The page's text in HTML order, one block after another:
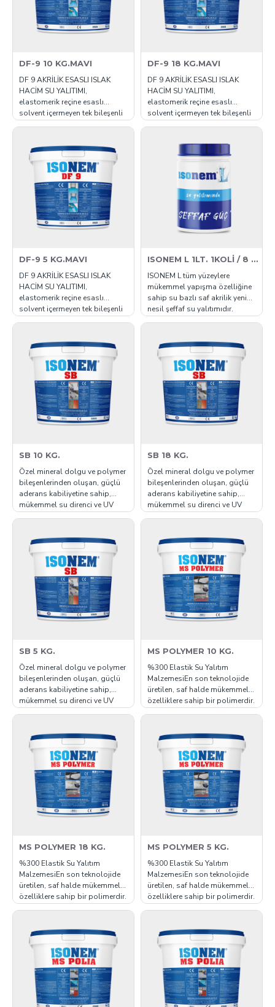
DF-9 10 KG.MAVI
DF 9 AKRİLİK ESASLI ISLAK
HACİM SU YALITIMI,
elastomerik reçine esaslı
solvent içermeyen tek bileşenli
yüzeyde kuruyarak eksiz, su
geçirimsiz ve elastik bir
kaplama oluşturur. Kaplama
yüksek mekanik mukavemete
dayanıklıdır. Yüksek çatlak kö..
DF-9 18 KG.MAVI
DF 9 AKRİLİK ESASLI ISLAK
HACİM SU YALITIMI,
elastomerik reçine esaslı
solvent içermeyen tek bileşenli
yüzeyde kuruyarak eksiz, su
geçirimsiz ve elastik bir
kaplama oluşturur. Kaplama
yüksek mekanik mukavemete
dayanıklıdır. Yüksek çatlak kö..
DF-9 5 KG.MAVI
DF 9 AKRİLİK ESASLI ISLAK
HACİM SU YALITIMI,
elastomerik reçine esaslı
solvent içermeyen tek bileşenli
yüzeyde kuruyarak eksiz, su
geçirimsiz ve elastik bir
kaplama oluşturur. Kaplama
yüksek mekanik mukavemete
dayanıklıdır. Yüksek çatlak kö..
ISONEM L 1LT. 1KOLİ / 8 ADET
ISONEM L tüm yüzeylere
mükemmel yapışma özelliğine
sahip su bazlı saf akrilik yeni
nesil şeffaf su yalıtımıdır.
Her türlü beton, seramik, sıva,
boyalı-boyasız yüzey, mermer,
cam, plastik, metal, kiremit taş
duvar, ahşap vb su yalıtım
malze..
SB 10 KG.
Özel mineral dolgu ve polymer
bileşenlerinden oluşan, güçlü
aderans kabiliyetine sahip,
mükemmel su direnci ve UV
kaplamasıdır. ISONEM SB
SÜPER BİLEŞEN yapısı gereği
diğer yalıtım malzemelerinin
aksine aşınmaz. Bu yüzden
üzerinde gezilen beton ..
SB 18 KG.
Özel mineral dolgu ve polymer
bileşenlerinden oluşan, güçlü
aderans kabiliyetine sahip,
mükemmel su direnci ve UV
kaplamasıdır. ISONEM SB
SÜPER BİLEŞEN yapısı gereği
diğer yalıtım malzemelerinin
aksine aşınmaz. Bu yüzden
üzerinde gezilen beton ..
SB 5 KG.
Özel mineral dolgu ve polymer
bileşenlerinden oluşan, güçlü
aderans kabiliyetine sahip,
mükemmel su direnci ve UV
kaplamasıdır. ISONEM SB
SÜPER BİLEŞEN yapısı gereği
diğer yalıtım malzemelerinin
aksine aşınmaz. Bu yüzden
üzerinde gezilen beton ..
MS POLYMER 10 KG.
%300 Elastik Su Yalıtım
MalzemesiEn son teknolojide
üretilen, saf halde mükemmel
özelliklere sahip bir polimerdir.
Teraslarda, çatılarda, balkon ve
ıslak hacimlerde, beton, şap,
sıva, ahşap, metal yüzeylerde,
sprey poliüretan ısı y..
MS POLYMER 18 KG.
%300 Elastik Su Yalıtım
MalzemesiEn son teknolojide
üretilen, saf halde mükemmel
özelliklere sahip bir polimerdir.
Teraslarda, çatılarda, balkon ve
ıslak hacimlerde, beton, şap,
sıva, ahşap, metal yüzeylerde,
sprey poliüretan ısı y..
MS POLYMER 5 KG.
%300 Elastik Su Yalıtım
MalzemesiEn son teknolojide
üretilen, saf halde mükemmel
özelliklere sahip bir polimerdir.
Teraslarda, çatılarda, balkon ve
ıslak hacimlerde, beton, şap,
sıva, ahşap, metal yüzeylerde,
sprey poliüretan ısı y..